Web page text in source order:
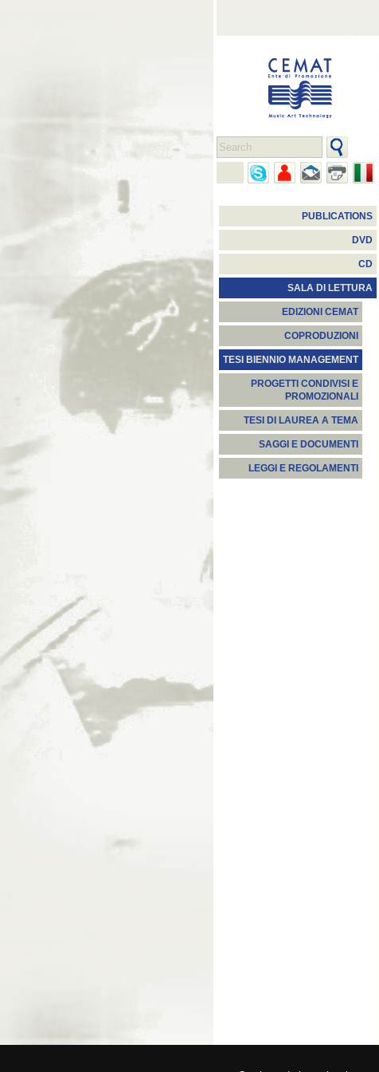
PUBLICATIONS
DVD
CD
SALA DI LETTURA
EDIZIONI CEMAT
COPRODUZIONI
TESI BIENNIO MANAGEMENT
PROGETTI CONDIVISI E
PROMOZIONALI
TESI DI LAUREA A TEMA
SAGGI E DOCUMENTI
LEGGI E REGOLAMENTI